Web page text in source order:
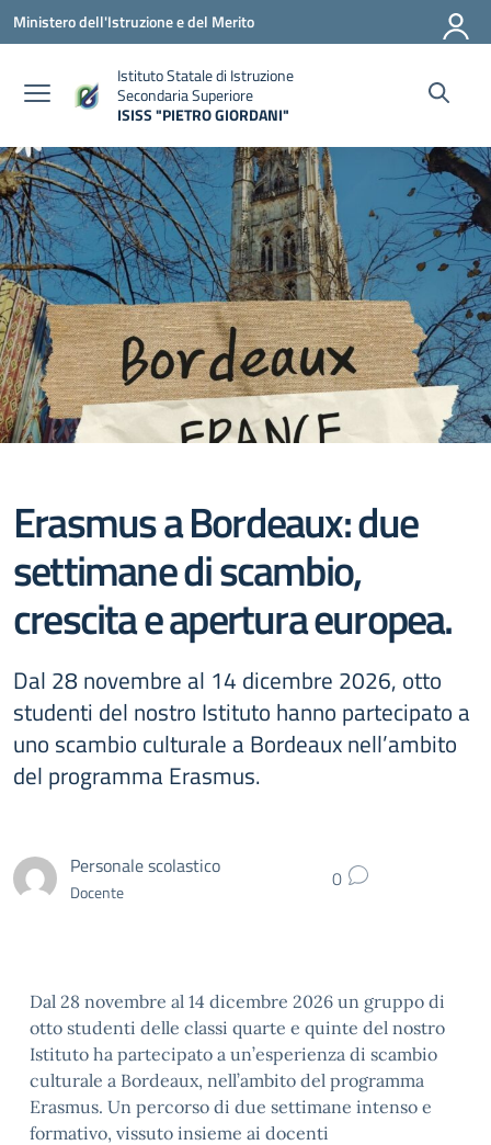
Vai ai contenuti
Vai al menu di navigazione
Vai al footer
Ministero dell'Istruzione e del Merito
Istituto Statale di Istruzione
Secondaria Superiore
ISISS "PIETRO GIORDANI"
Erasmus a Bordeaux: due
settimane di scambio,
crescita e apertura europea.
Dal 28 novembre al 14 dicembre 2026, otto
studenti del nostro Istituto hanno partecipato a
uno scambio culturale a Bordeaux nell’ambito
del programma Erasmus.
Personale scolastico
Docente 0
Dal 28 novembre al 14 dicembre 2026 un gruppo di
otto studenti delle classi quarte e quinte del nostro
Istituto ha partecipato a un’esperienza di scambio
culturale a Bordeaux, nell’ambito del programma
Erasmus. Un percorso di due settimane intenso e
formativo, vissuto insieme ai docenti